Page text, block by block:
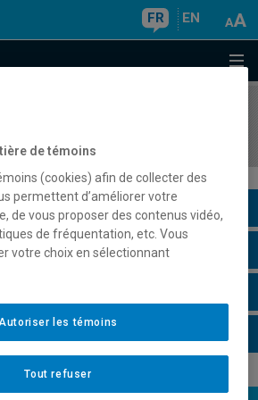
FR EN
de témoins
(cookies) afin de collecter des
permettent d’améliorer votre
de vous proposer des contenus vidéo,
de fréquentation, etc. Vous
votre choix en sélectionnant
Tout refuser
les témoins